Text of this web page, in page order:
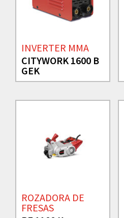
INVERTER MMA
CITYWORK 1600 B
GEK
ROZADORA DE
FRESAS